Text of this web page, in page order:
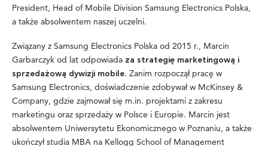
President, Head of Mobile Division Samsung Electronics Polska,
a także absolwentem naszej uczelni.
Związany z Samsung Electronics Polska od 2015 r., Marcin
Garbarczyk od lat odpowiada za strategię marketingową i
sprzedażową dywizji mobile. Zanim rozpoczął pracę w
Samsung Electronics, doświadczenie zdobywał w McKinsey &
Company, gdzie zajmował się m.in. projektami z zakresu
marketingu oraz sprzedaży w Polsce i Europie. Marcin jest
absolwentem Uniwersytetu Ekonomicznego w Poznaniu, a także
ukończył studia MBA na Kellogg School of Management